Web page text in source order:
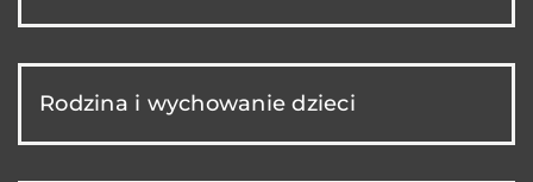
Rodzina i wychowanie dzieci